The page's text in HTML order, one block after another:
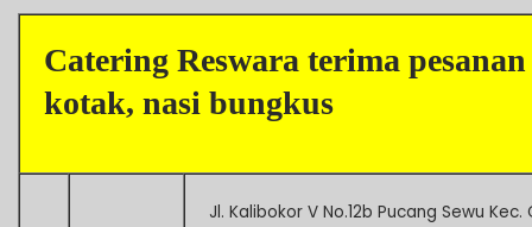
Catering Reswara terima
kotak, nasi bungkus
Jl. Kalibokor V No.12b Pucang Sewu Kec.